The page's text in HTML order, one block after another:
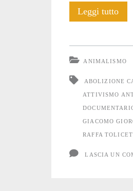
Leggi tutto“On
ANIMALISMO
ABOLIZIONE
ATTIVISMO
GIACOMO
RAFFA
LASCIA UN